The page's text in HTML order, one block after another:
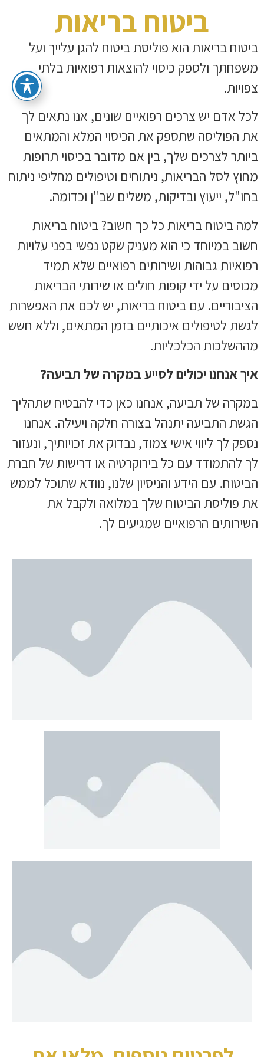
ביטוח בריאות
ביטוח בריאות הוא פוליסת ביטוח להגן עלייך ועל
משפחתך ולספק כיסוי להוצאות רפואיות בלתי
צפויות.
לכל אדם יש צרכים רפואיים שונים, אנו נתאים לך
את הפוליסה שתספק את הכיסוי המלא והמתאים
ביותר לצרכים שלך, בין אם מדובר בכיסוי תרופות
מחוץ לסל הבריאות, ניתוחים וטיפולים מחליפי ניתוח
בחו"ל, ייעוץ ובדיקות, משלים שב"ן וכדומה.
למה ביטוח בריאות כל כך חשוב? ביטוח בריאות
חשוב במיוחד כי הוא מעניק שקט נפשי בפני עלויות
רפואיות גבוהות ושירותים רפואיים שלא תמיד
מכוסים על ידי קופות חולים או שירותי הבריאות
הציבוריים. עם ביטוח בריאות, יש לכם את האפשרות
לגשת לטיפולים איכותיים בזמן המתאים, וללא חשש
מההשלכות הכלכליות.
איך אנחנו יכולים לסייע במקרה של תביעה?
במקרה של תביעה, אנחנו כאן כדי להבטיח שתהליך
הגשת התביעה יתנהל בצורה חלקה ויעילה. אנחנו
נספק לך ליווי אישי צמוד, נבדוק את זכויותיך, ונעזור
לך להתמודד עם כל בירוקרטיה או דרישות של חברת
הביטוח. עם הידע והניסיון שלנו, נוודא שתוכל לממש
את פוליסת הביטוח שלך במלואה ולקבל את
השירותים הרפואיים שמגיעים לך.